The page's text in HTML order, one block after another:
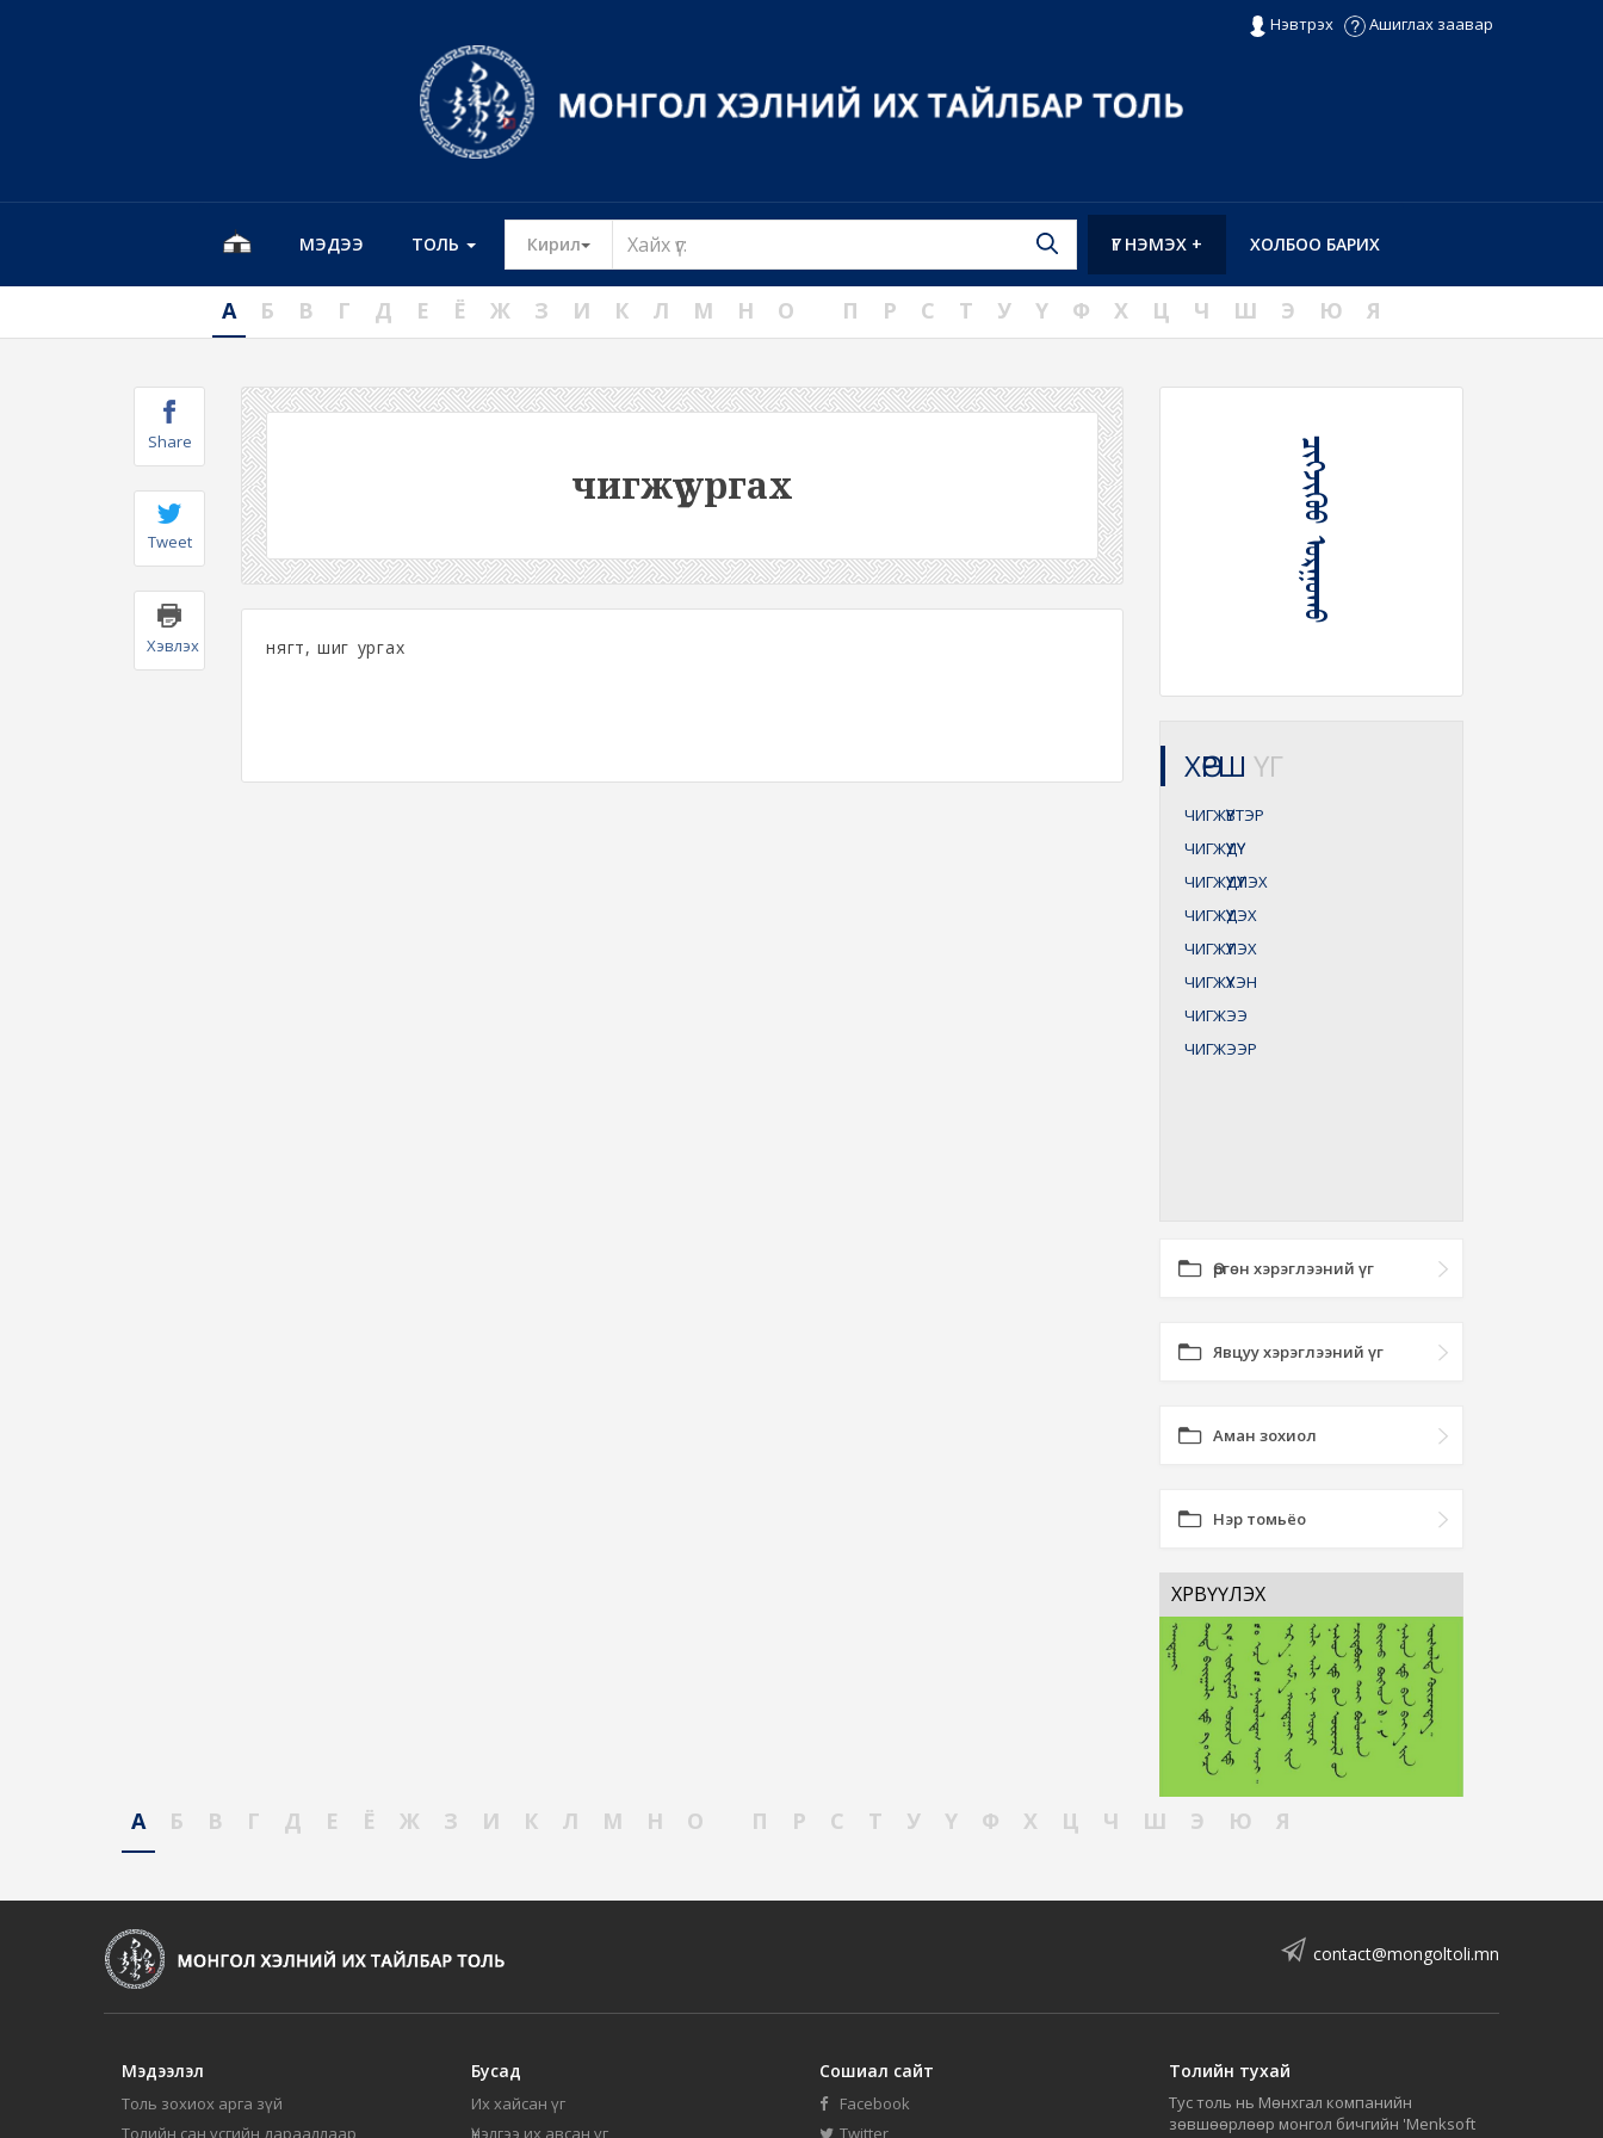
Нэвтрэх Ашиглах заавар
МЭДЭЭ ТОЛЬ Кирил Toggle Dropdown ХОЛБОО БАРИХ
ҮГ НЭМЭХ +
А Б В Г Д Е Ё Ж З И К Л М Н О П Р С Т У Ү Ф Х Ц Ч Ш Э Ю Я
Share
Tweet
Хэвлэх
чигжүү ургах
нягт, шигүү ургах
ᠴᠢᠭᠵᠢᠭᠦᠦ ᠤᠷᠭᠤᠬᠤ
ХӨРШ ҮГ
ЧИГЖҮҮВТЭР
ЧИГЖҮҮДҮҮ
ЧИГЖҮҮДҮҮЛЭХ
ЧИГЖҮҮДЭХ
ЧИГЖҮҮЛЭХ
ЧИГЖҮҮХЭН
ЧИГЖЭЭ
ЧИГЖЭЭР
Өргөн хэрэглээний үг
Явцуу хэрэглээний үг
Аман зохиол
Нэр томьёо
ХӨРВҮҮЛЭХ
А Б В Г Д Е Ё Ж З И К Л М Н О П Р С Т У Ү Ф Х Ц Ч Ш Э Ю Я
contact@mongoltoli.mn
Мэдээлэл
Толь зохиох арга зүй
Толийн сан үсгийн дарааллаар
Бусад
Их хайсан үг
Үнэлгээ их авсан үг
Сошиал сайт
Facebook
Twitter
Толийн тухай
Тус толь нь Мөнхгал компанийн
зөвшөөрлөөр монгол бичгийн 'Menksoft